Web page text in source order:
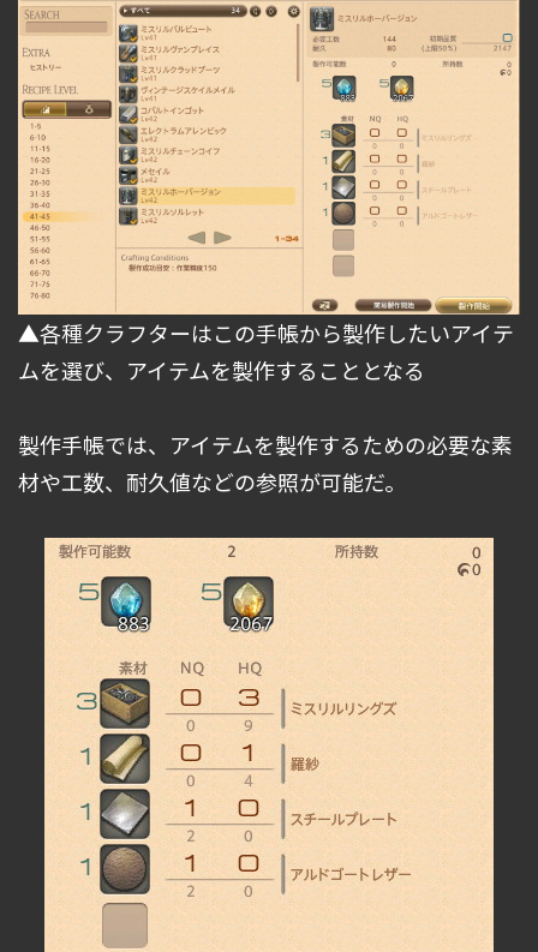
▲各種クラフターはこの手帳から製作したいアイテ
ムを選び、アイテムを製作することとなる
製作手帳では、アイテムを製作するための必要な素
材や工数、耐久値などの参照が可能だ。